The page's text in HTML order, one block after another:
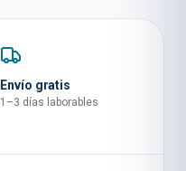
Envío gratis
1–3 días laborables